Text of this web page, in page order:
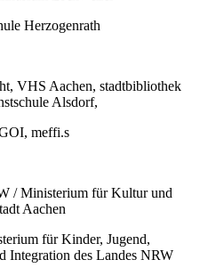
Herzogenrath
VHS Aachen, stadtbibliothek
Alsdorf,
meffi.s
/ Ministerium für Kultur und
Aachen
für Kinder, Jugend,
Integration des Landes NRW